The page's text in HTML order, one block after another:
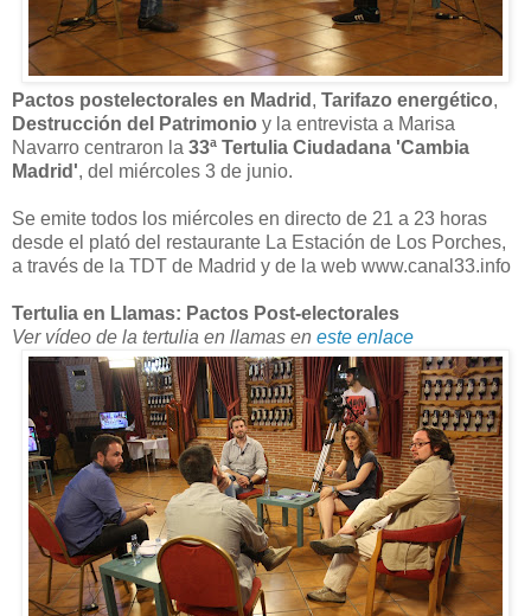
Pactos postelectorales en Madrid , Tarifazo energético,
Destrucción del Patrimonio y la entrevista a Marisa
Navarro centraron la 33ª Tertulia Ciudadana 'Cambia
Madrid', del miércoles 3 de junio.
Se emite todos los miércoles en directo de 21 a 23 horas
desde el plató del restaurante La Estación de Los Porches,
a través de la TDT de Madrid y de la web www.canal33.info
Tertulia en Llamas: Pactos Post-electorales
Ver vídeo de la tertulia en llamas en este enlace